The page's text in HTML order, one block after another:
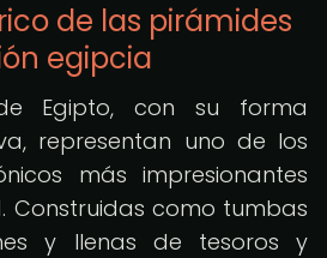
de las pirámides
egipcia
Egipto, con su forma
representan uno de los
más impresionantes
Construidas como tumbas
y llenas de tesoros y